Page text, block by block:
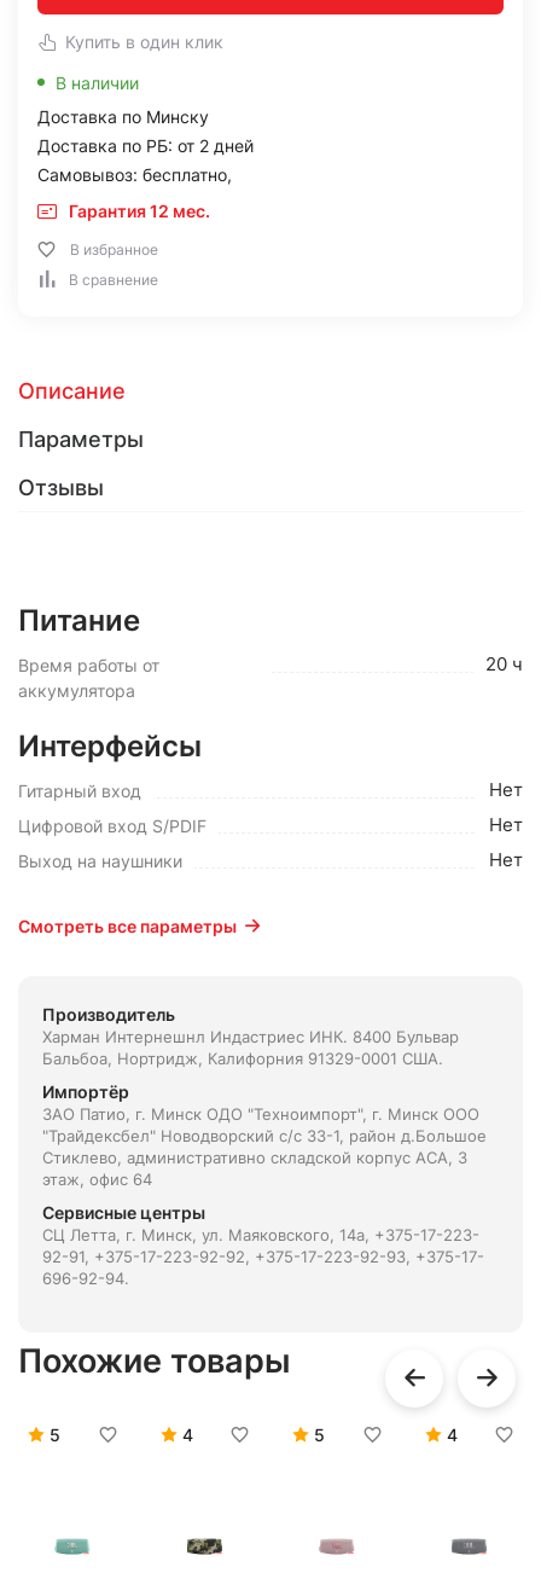
Купить в один клик
В наличии
Доставка по Минску
Доставка по РБ: от 2 дней
Самовывоз: бесплатно,
Гарантия 12 мес.
В избранное
В сравнение
Описание
Параметры
Отзывы
Питание
Время работы от
аккумулятора
20 ч
Интерфейсы
Гитарный вход Нет
Цифровой вход S/PDIF Нет
Выход на наушники Нет
Смотреть все параметры
Производитель
Харман Интернешнл Индастриес ИНК. 8400 Бульвар
Бальбоа, Нортридж, Калифорния 91329-0001 США.
Импортёр
ЗАО Патио, г. Минск ОДО "Техноимпорт", г. Минск ООО
"Трайдексбел" Новодворский с/с 33-1, район д.Большое
Стиклево, административно складской корпус АСА, 3
этаж, офис 64
Сервисные центры
СЦ Летта, г. Минск, ул. Маяковского, 14а, +375-17-223-
92-91, +375-17-223-92-92, +375-17-223-92-93, +375-17-
696-92-94.
Похожие товары
5 4 5 4